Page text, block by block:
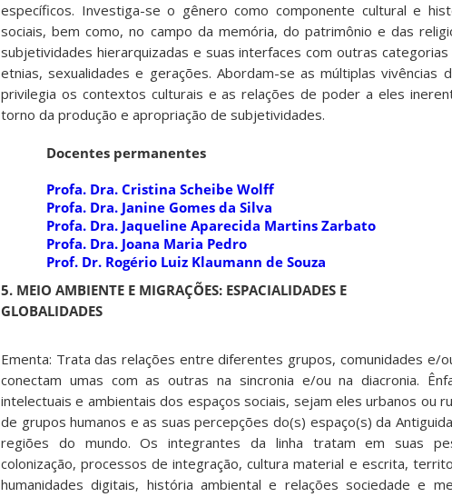
específicos. Investiga-se o gênero como componente cultural e
sociais, bem como, no campo da memória, do patrimônio e das
subjetividades hierarquizadas e suas interfaces com outras
etnias, sexualidades e gerações. Abordam-se as múltiplas
privilegia os contextos culturais e as relações de poder a eles
torno da produção e apropriação de subjetividades.
Docentes permanentes
Profa. Dra. Cristina Scheibe Wolff
Profa. Dra. Janine Gomes da Silva
Profa. Dra. Jaqueline Aparecida Martins Zarbato
Profa. Dra. Joana Maria Pedro
Prof. Dr. Rogério Luiz Klaumann de Souza
5. MEIO AMBIENTE E MIGRAÇÕES: ESPACIALIDADES E
GLOBALIDADES
Ementa: Trata das relações entre diferentes grupos, comunidades e/
conectam umas com as outras na sincronia e/ou na diacronia.
intelectuais e ambientais dos espaços sociais, sejam eles urbanos ou
de grupos humanos e as suas percepções do(s) espaço(s) da
regiões do mundo. Os integrantes da linha tratam em suas
colonização, processos de integração, cultura material e escrita,
humanidades digitais, história ambiental e relações sociedade e